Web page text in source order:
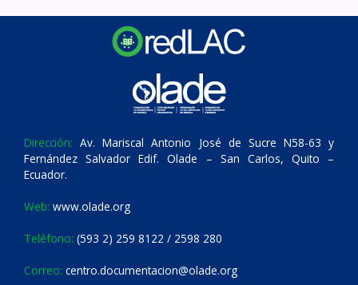
Dirección: Av. Mariscal Antonio José de Sucre N58-63 y
Fernández Salvador Edif. Olade – San Carlos, Quito –
Ecuador.
Web: www.olade.org
Teléfono: (593 2) 259 8122 / 2598 280
Correo: centro.documentacion@olade.org